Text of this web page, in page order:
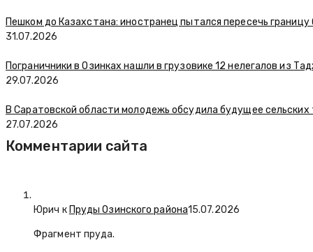
Пешком до Казахстана: иностранец пытался пересечь
31.07.2026
Пограничники в Озинках нашли в грузовике 12 нелегалов из
29.07.2026
В Саратовской области молодежь обсудила будущее сельских
27.07.2026
Комментарии сайта
Юрич к Пруды Озинского района15.07.2026
Фрагмент пруда.